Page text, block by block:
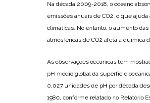
Na década 2009-2018, o oceano
emissões anuais de CO2, o que ajuda
climáticas. No entanto, o aumento
atmosféricas de CO2 afeta a química
As observações oceânicas têm
pH médio global da superfície
0,027 unidades de pH por década
1980, conforme relatado no Relatório